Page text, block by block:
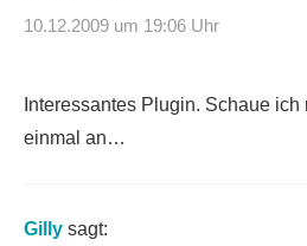
10.12.2009 um 19:06 Uhr
Interessantes Plugin. Schaue
einmal an…
Gilly sagt: